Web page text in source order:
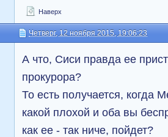
Наверх
Четверг, 12 ноября 2015, 19:06:23
А что, Сиси правда ее
прокурора?
То есть получается, когда
какой плохой и оба вы
как ее - так ниче, пойдет?